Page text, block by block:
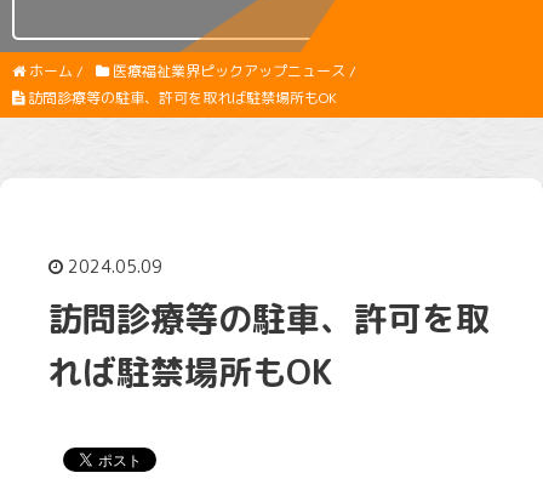
ホーム / 医療福祉業界ピックアップニュース /
訪問診療等の駐車、許可を取れば駐禁場所もOK
2024.05.09
訪問診療等の駐車、許可を取
れば駐禁場所もOK